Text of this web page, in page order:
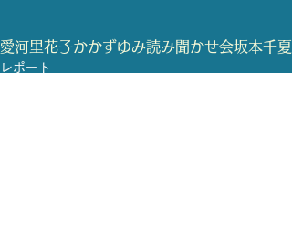
愛河里花子かかずゆみ読み聞かせ会坂本千夏
レポート